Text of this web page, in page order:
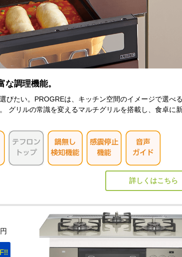
調理機能。
びたい。PROGREは、キッチン空間のイメージで選べ
グリルの常識を変えるマルチグリルを搭載し、食卓に
詳しくはこちら
円